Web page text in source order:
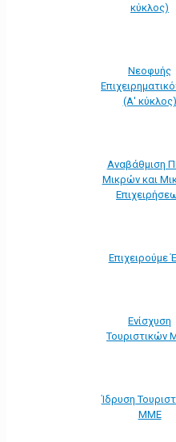
κύκλος)
Νεοφυής
(Α' κύκλος)
Αναβάθμιση
Μικρών και
Επιχειρούμε
Ενίσχυση
Τουριστικών
Ίδρυση
ΜΜΕ